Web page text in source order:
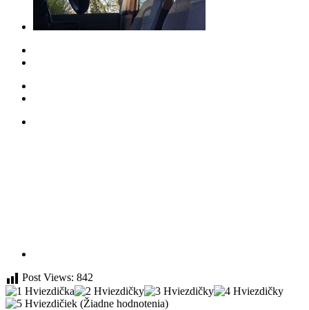
Post Views: 842
(Žiadne hodnotenia)